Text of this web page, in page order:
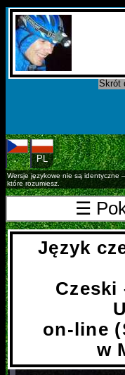
Skrót
CS PL
Wersje językowe nie są identyczne
które rozumiesz.
☰
Język
Czeski
on-line
w